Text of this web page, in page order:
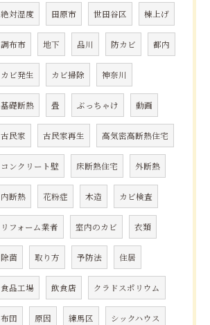
絶対湿度 田原市 世田谷区 棟上げ
調布市 地下 品川 防カビ 都内
カビ発生 カビ掃除 神奈川
基礎断熱 畳 ぶっちゃけ 動画
古民家 古民家再生 高気密高断熱住宅
コンクリート壁 床断熱住宅 外断熱
内断熱 花粉症 木造 カビ検査
リフォーム業者 室内のカビ 衣類
除菌 取り方 予防法 住居
食品工場 飲食店 クラドスポリウム
布団 原因 練馬区 シックハウス